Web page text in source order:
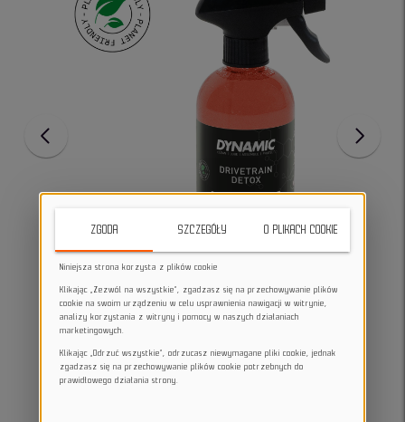
ZGODA SZCZEGÓŁY O PLIKACH COOKIE
Niniejsza strona korzysta z plików cookie
Klikając „Zezwól na wszystkie”, zgadzasz się na przechowywanie plików
cookie na swoim urządzeniu w celu usprawnienia nawigacji w witrynie,
analizy korzystania z witryny i pomocy w naszych działaniach
marketingowych.
Klikając „Odrzuć wszystkie”, odrzucasz niewymagane pliki cookie, jednak
zgadzasz się na przechowywanie plików cookie potrzebnych do
prawidłowego działania strony.